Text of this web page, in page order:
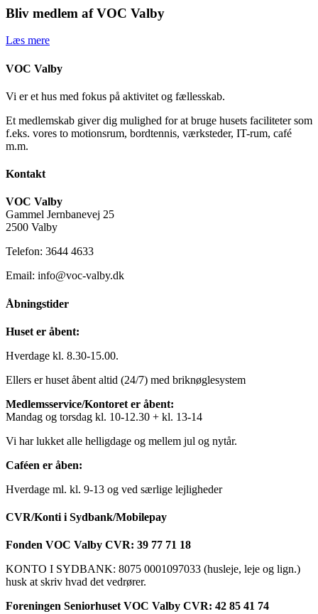
Bliv medlem af VOC Valby
Læs mere
VOC Valby
Vi er et hus med fokus på aktivitet og fællesskab.
Et medlemskab giver dig mulighed for at bruge husets faciliteter som
f.eks. vores to motionsrum, bordtennis, værksteder, IT-rum, café
m.m.
Kontakt
VOC Valby
Gammel Jernbanevej 25
2500 Valby
Telefon: 3644 4633
Email: info@voc-valby.dk
Åbningstider
Huset er åbent:
Hverdage kl. 8.30-15.00.
Ellers er huset åbent altid (24/7) med briknøglesystem
Medlemsservice/Kontoret er åbent:
Mandag og torsdag kl. 10-12.30 + kl. 13-14
Vi har lukket alle helligdage og mellem jul og nytår.
Caféen er åben:
Hverdage ml. kl. 9-13 og ved særlige lejligheder
CVR/Konti i Sydbank/Mobilepay
Fonden VOC Valby CVR: 39 77 71 18
KONTO I SYDBANK: 8075 0001097033 (husleje, leje og lign.)
husk at skriv hvad det vedrører.
Foreningen Seniorhuset VOC Valby CVR: 42 85 41 74